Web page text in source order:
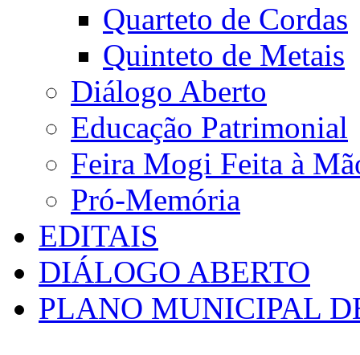
Quarteto de Cordas
Quinteto de Metais
Diálogo Aberto
Educação Patrimonial
Feira Mogi Feita à
Pró-Memória
EDITAIS
DIÁLOGO ABERTO
PLANO MUNICIPAL